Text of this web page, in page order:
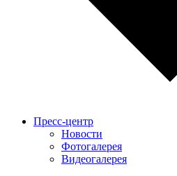
Пресс-центр
Новости
Фотогалерея
Видеогалерея